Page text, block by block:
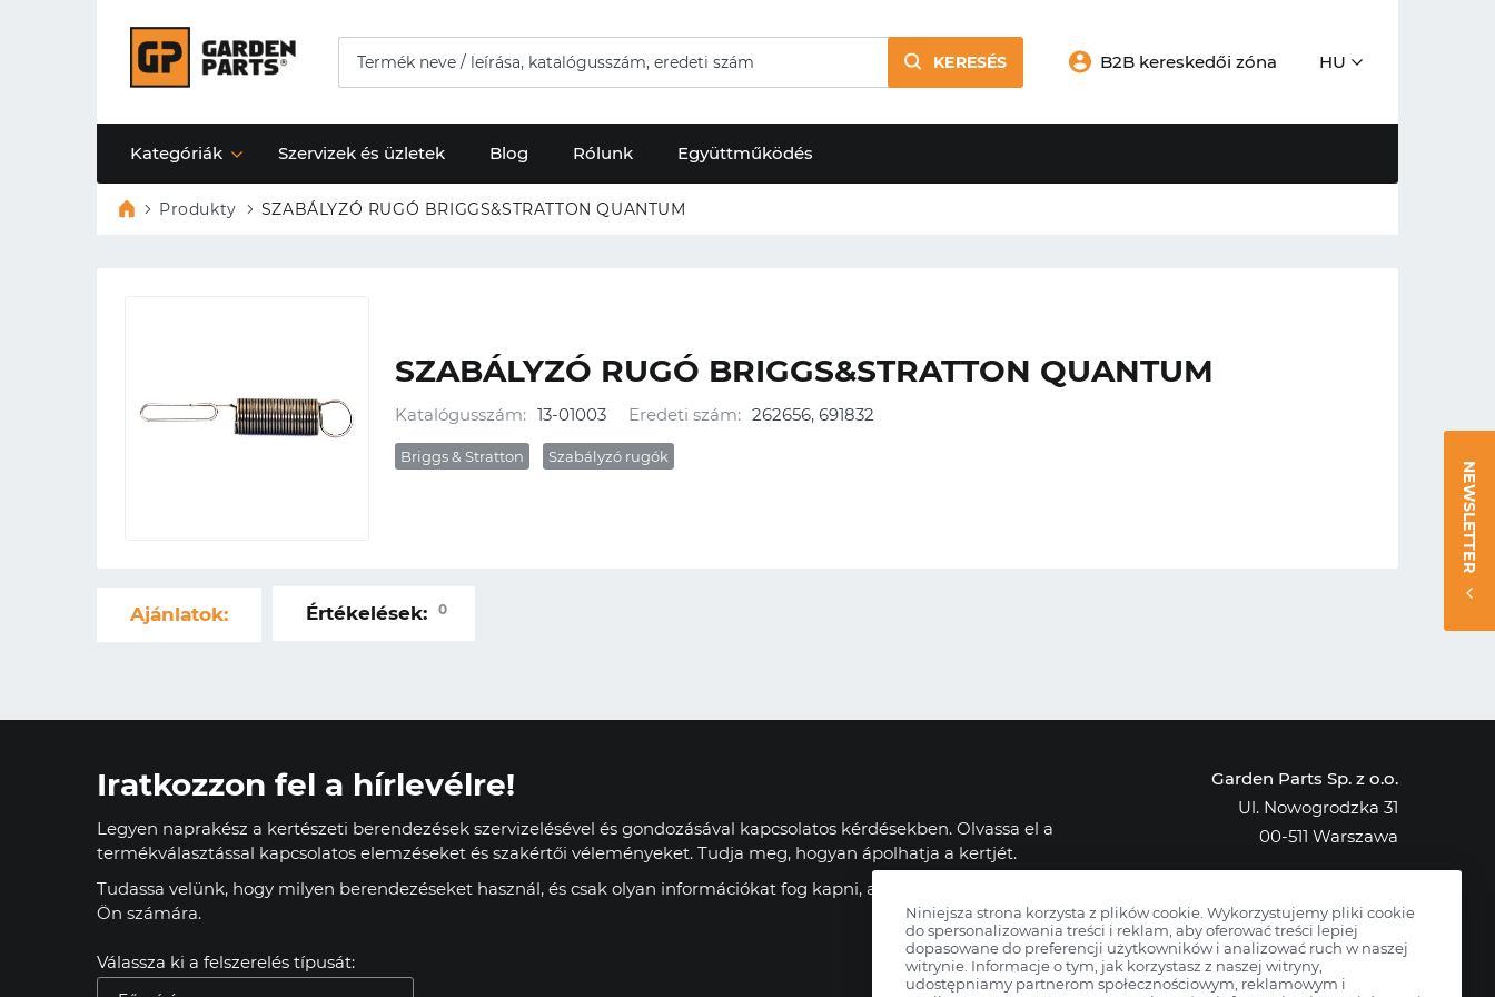
KERESÉS B2B kereskedői zóna HU
Kategóriák Szervizek és üzletek Blog Rólunk Együttműködés
Produkty SZABÁLYZÓ RUGÓ BRIGGS&STRATTON QUANTUM
SZABÁLYZÓ RUGÓ BRIGGS&STRATTON QUANTUM
Katalógusszám: 13-01003 Eredeti szám: 262656, 691832
Briggs & Stratton Szabályzó rugók
Ajánlatok: Értékelések: 0
NEWSLETTER
Iratkozzon fel a hírlevélre!
Legyen naprakész a kertészeti berendezések szervizelésével és gondozásával kapcsolatos kérdésekben. Olvassa el a
termékválasztással kapcsolatos elemzéseket és szakértői véleményeket. Tudja meg, hogyan ápolhatja a kertjét.
Tudassa velünk, hogy milyen berendezéseket használ, és csak olyan információkat fog kapni, amelyek hasznosak az
Ön számára.
Válassza ki a felszerelés típusát:
Garden Parts Sp. z o.o.
Ul. Nowogrodzka 31
00-511 Warszawa
NIP: 701-034-91-62
KRS: 0000431421
Niniejsza strona korzysta z plików cookie. Wykorzystujemy pliki cookie
do spersonalizowania treści i reklam, aby oferować treści lepiej
dopasowane do preferencji użytkowników i analizować ruch w naszej
witrynie. Informacje o tym, jak korzystasz z naszej witryny,
udostępniamy partnerom społecznościowym, reklamowym i